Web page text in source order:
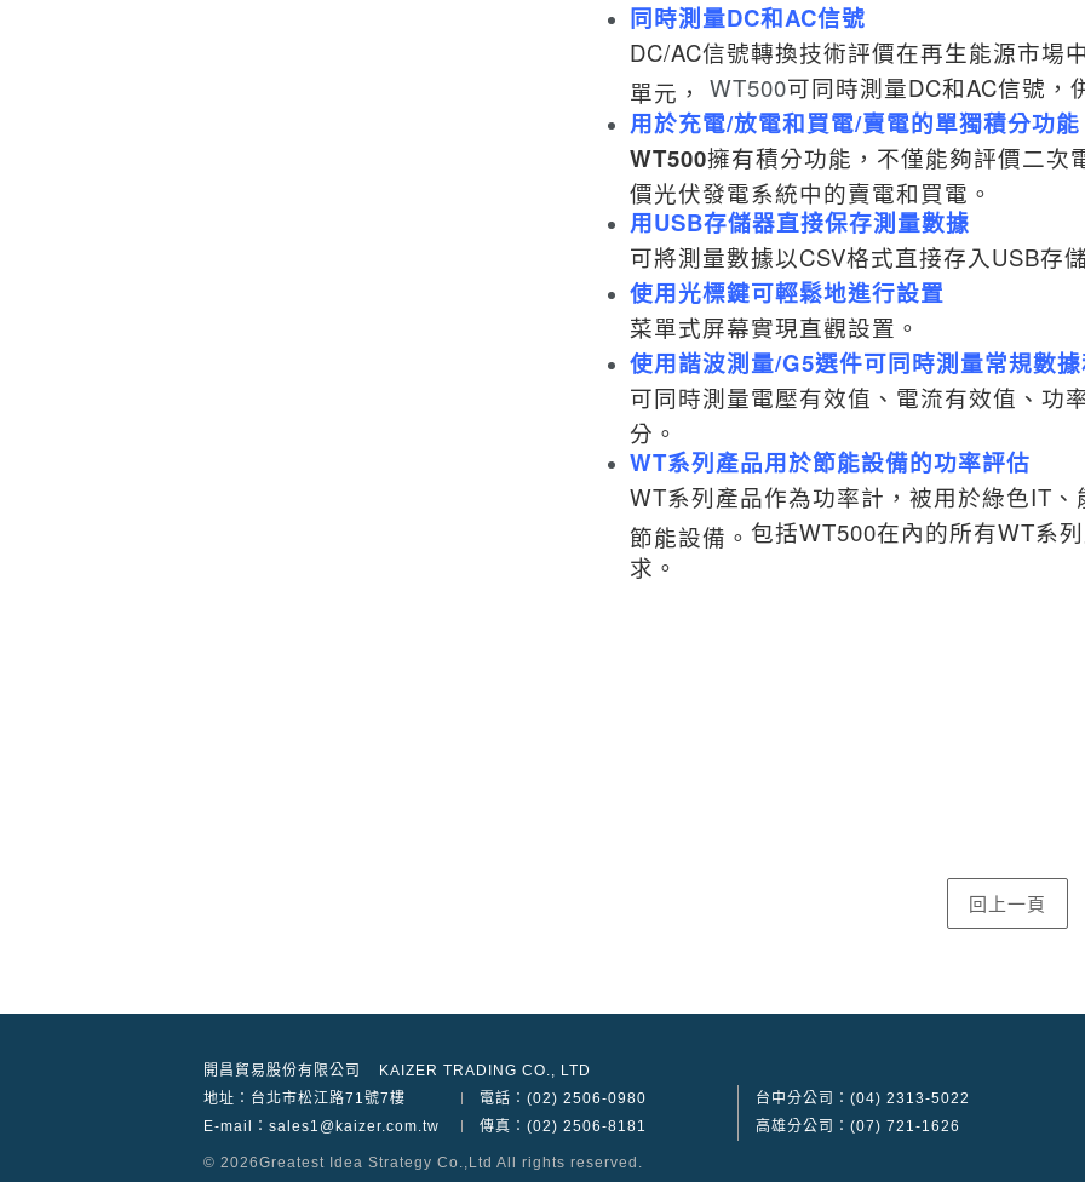
同時測量DC和AC信號
DC/AC信號轉換技術評價在再生能源市場
單元， WT500可同時測量DC和AC信號，
用於充電/放電和買電/賣電的單獨積分功能
WT500擁有積分功能，不僅能夠評價二次
價光伏發電系統中的賣電和買電。
用USB存儲器直接保存測量數據
可將測量數據以CSV格式直接存入USB存
使用光標鍵可輕鬆地進行設置
菜單式屏幕實現直觀設置。
使用諧波測量/G5選件可同時測量常規數
可同時測量電壓有效值、電流有效值、功
分。
WT系列產品用於節能設備的功率評估
WT系列產品作為功率計，被用於綠色IT
節能設備。 包括WT500在內的所有WT系
求。
開昌貿易股份有限公司
KAIZER TRADING CO., LTD
地址： 台北市松江路71號7樓
電話：(02) 2506-0980
E-mail：sales1@kaizer.com.tw
傳真：(02) 2506-8181
台中分公司：(04) 2313-5022
高雄分公司：(07) 721-1626
© 2026Greatest Idea Strategy Co.,Ltd All rights reserved.